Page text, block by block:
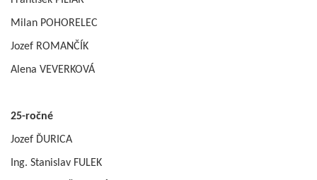
Milan POHORELEC
Jozef ROMANČÍK
Alena VEVERKOVÁ
25-ročné
Jozef ĎURICA
Ing. Stanislav FULEK